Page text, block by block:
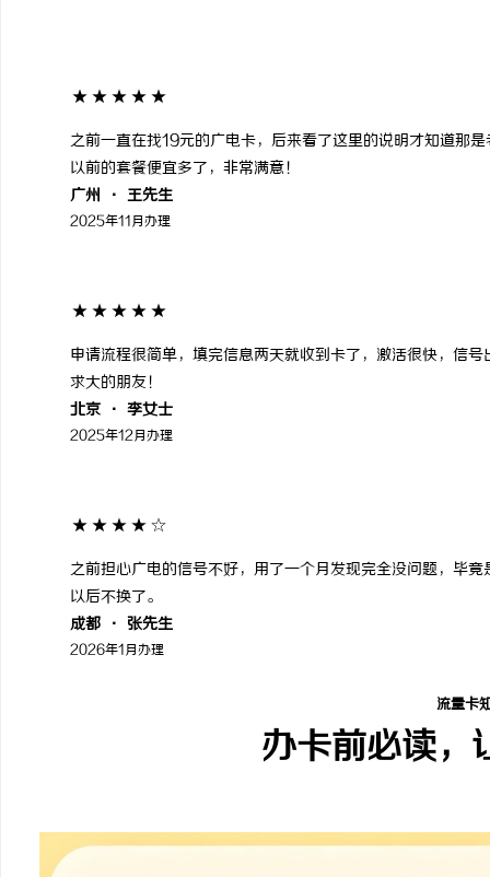
★★★★★
之前一直在找19元的广电卡，后来看了这里的说明才知道那
以前的套餐便宜多了，非常满意！
广州 · 王先生
2025年11月办理
★★★★★
申请流程很简单，填完信息两天就收到卡了，激活很快，信
求大的朋友！
北京 · 李女士
2025年12月办理
★★★★☆
之前担心广电的信号不好，用了一个月发现完全没问题，毕
以后不换了。
成都 · 张先生
2026年1月办理
流量卡
办卡前必读，